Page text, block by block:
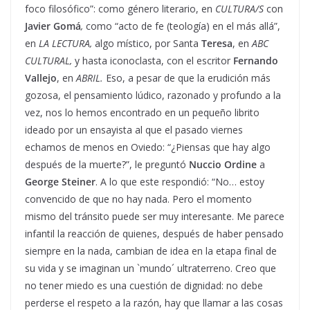
foco filosófico”: como género literario, en CULTURA/S con
Javier Gomá, como “acto de fe (teología) en el más allá”,
en LA LECTURA, algo místico, por Santa Teresa, enABC
CULTURAL, y hasta iconoclasta, con el escritor Fernando
Vallejo, enABRIL. Eso, a pesar de que la erudición más
gozosa, el pensamiento lúdico, razonado y profundo a la
vez, nos lo hemos encontrado en un pequeño librito
ideado por un ensayista al que el pasado viernes
echamos de menos en Oviedo: “¿Piensas que hay algo
después de la muerte?”, le preguntó Nuccio Ordine a
George Steiner. A lo que este respondió: “No… estoy
convencido de que no hay nada. Pero el momento
mismo del tránsito puede ser muy interesante. Me parece
infantil la reacción de quienes, después de haber pensado
siempre en la nada, cambian de idea en la etapa final de
su vida y se imaginan un `mundo´ ultraterreno. Creo que
no tener miedo es una cuestión de dignidad: no debe
perderse el respeto a la razón, hay que llamar a las cosas